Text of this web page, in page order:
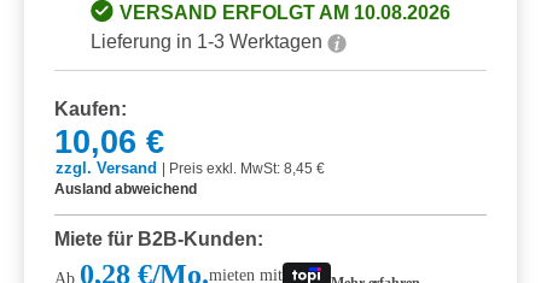
VERSAND ERFOLGT AM 10.08.2026
Lieferung in 1-3 Werktagen
Kaufen:
10,06 €
zzgl. Versand
Preis exkl. MwSt: 8,45 €
Ausland abweichend
Miete für B2B-Kunden:
Ab 0,28 €/Mo.mieten mit